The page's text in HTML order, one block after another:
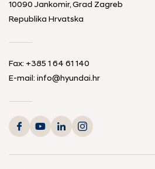
10090 Jankomir, Grad Zagreb
Republika Hrvatska
Fax: +385 1 64 61 140
E-mail: info@hyundai.hr